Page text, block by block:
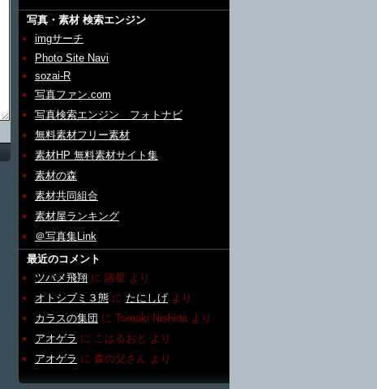
写真・素材 検索エンジン
imgサーチ
Photo Site Navi
sozai-R
写真ファン.com
写真検索エンジン フォトナビ
無料素材フリー素材
素材HP 無料素材サイト集
素材の森
素材共同組合
素材屋ランキング
＠写真集Link
最近のコメント
ツバメ飛翔 に 諸星 より
オトシブミ３態 に たにしげ より
カラスの集団 に Tomoki Nishida より
アオゲラ に こはるおと より
アオゲラ に 森の父さん より